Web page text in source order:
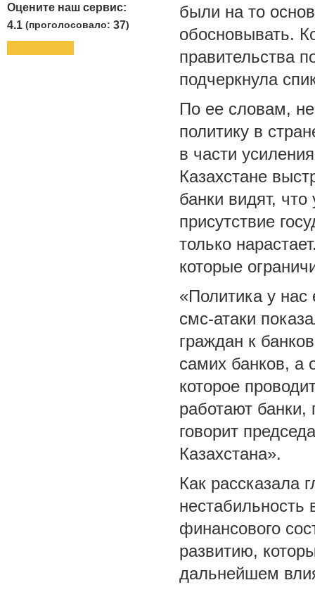
Оцените наш сервис:
4.1 (проголосовало:37)
были на то
обосновывать.
правительства
подчеркнула
По ее словам,
политику в
в части
Казахстане
банки видят,
присутствие
только
которые
«Политика у нас
смс-атаки
граждан к
самих банков, а
которое
работают банки,
говорит
Казахстана».
Как рассказала
финансового
развитию,
дальнейшем